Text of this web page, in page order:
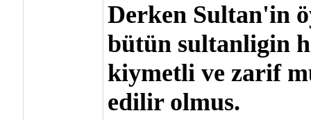
Derken Sultan'in
bütün sultanligin
kiymetli ve zarif
edilir olmus.